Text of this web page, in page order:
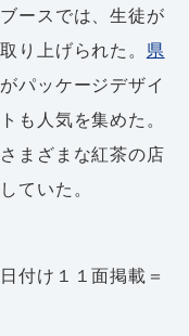
ブースでは、生徒が
り上げられた。 県
パッケージデザイ
も人気を集めた。
まざまな紅茶の店
ていた。
付け１１面掲載＝